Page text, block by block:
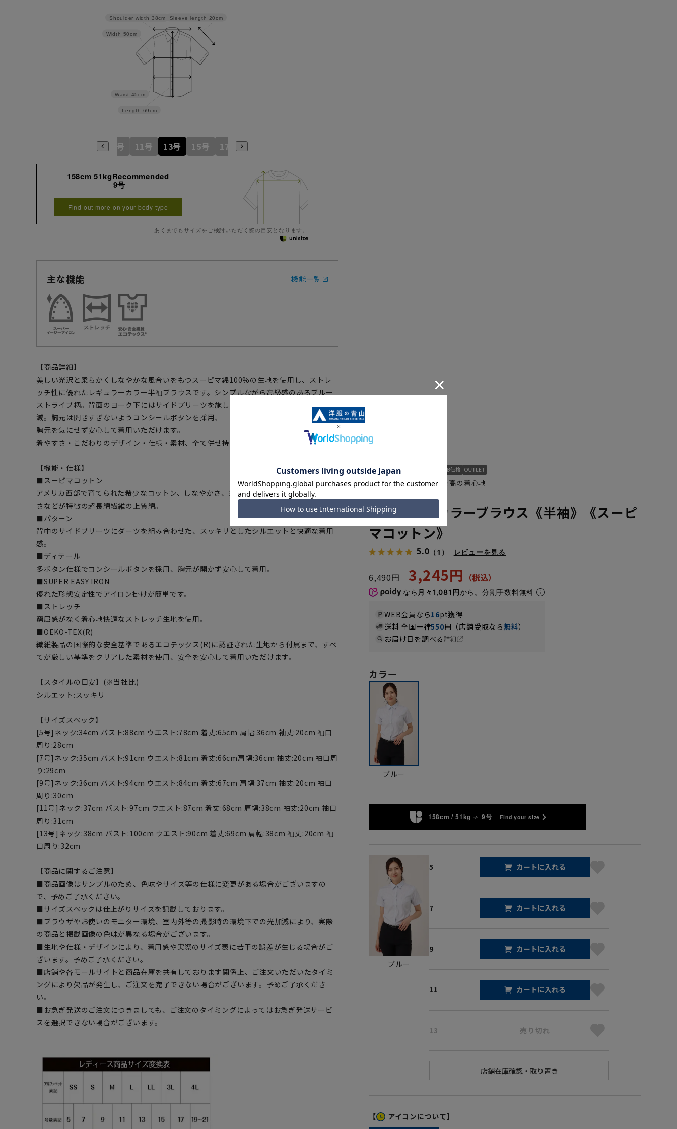
Sleeve length 20cm
Length 69cm
Waist 45cm
Width 50cm
Shoulder width 38cm
7号 9号 11号 13号 15号 17号
158cm 51kgRecommended
9号
Find out more on your body type
あくまでもサイズをご検討いただく際の目安となります。
主な機能 機能一覧
【商品詳細】
美しい光沢と柔らかくしなやかな風合いをもつスーピマ綿100%の生地を使用し、ストレ
ッチ性に優れたレギュラーカラー半袖ブラウスです。シンプルながら高級感のあるブルー
ストライプ柄。背面のヨーク下にはサイドプリーツを施し、肩甲骨周りのつっぱり感を軽
減。胸元は開きすぎないようコンシールボタンを採用、
胸元を気にせず安心して着用いただけます。
着やすさ・こだわりのデザイン・仕様・素材、全て併せ持ったブラウスです。
【機能・仕様】
■スーピマコットン
アメリカ西部で育てられた希少なコットン、しなやかさ、柔らかさ、滑らかさ、色の美し
さなどが特徴の超長綿繊維の上質綿。
■パターン
背中のサイドプリーツにダーツを組み合わせた、スッキリとしたシルエットと快適な着用
感。
■ディテール
多ボタン仕様でコンシールボタンを採用、胸元が開かず安心して着用。
■SUPER EASY IRON
優れた形態安定性でアイロン掛けが簡単です。
■ストレッチ
窮屈感がなく着心地快適なストレッチ生地を使用。
■OEKO-TEX(R)
繊維製品の国際的な安全基準であるエコテックス(R)に認証された生地から付属まで、すべ
てが厳しい基準をクリアした素材を使用、安全を安心して着用いただけます。
【スタイルの目安】(※当社比)
シルエット:スッキリ
【サイズスペック】
[5号]ネック:34cm バスト:88cm ウエスト:78cm 着丈:65cm 肩幅:36cm 袖丈:20cm 袖口
周り:28cm
[7号]ネック:35cm バスト:91cm ウエスト:81cm 着丈:66cm肩幅:36cm 袖丈:20cm 袖口周
り:29cm
[9号]ネック:36cm バスト:94cm ウエスト:84cm 着丈:67cm 肩幅:37cm 袖丈:20cm 袖口
周り:30cm
[11号]ネック:37cm バスト:97cm ウエスト:87cm 着丈:68cm 肩幅:38cm 袖丈:20cm 袖口
周り:31cm
[13号]ネック:38cm バスト:100cm ウエスト:90cm 着丈:69cm 肩幅:38cm 袖丈:20cm 袖
口周り:32cm
【商品に関するご注意】
■商品画像はサンプルのため、色味やサイズ等の仕様に変更がある場合がございますの
で、予めご了承ください。
■サイズスペックは仕上がりサイズを記載しております。
■ブラウザやお使いのモニター環境、室内外等の撮影時の環境下での光加減により、実際
の商品と掲載画像の色味が異なる場合がございます。
■生地や仕様・デザインにより、着用感や実際のサイズ表に若干の誤差が生じる場合がご
ざいます。予めご了承ください。
■店舗や各モールサイトと商品在庫を共有しております関係上、ご注文いただいたタイミ
ングにより欠品が発生し、ご注文を完了できない場合がございます。予めご了承くださ
い。
■お急ぎ発送のご注文につきましても、ご注文のタイミングによってはお急ぎ発送サービ
スを選択できない場合がございます。
綿100%の柔らかさで最高の着心地
レギュラーカラーブラウス《半袖》《スーピ
マコットン》
5.0 （1） レビューを見る
6,490円 3,245円
なら 月々1,081円から。分割手数料無料
WEB会員なら16pt獲得
送料 全国一律550円（店舗受取なら無料）
お届け日を調べる詳細
カラー
ブルー
158cm / 51kg 9号 Find your size
ブルー
5 カートに入れる
7 カートに入れる
9 カートに入れる
11 カートに入れる
13 売り切れ
【 アイコンについて】